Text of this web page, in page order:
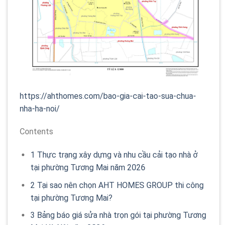
https://ahthomes.com/bao-gia-cai-tao-sua-chua-
nha-ha-noi/
Contents
1 Thực trạng xây dựng và nhu cầu cải tạo nhà ở
tại phường Tương Mai năm 2026
2 Tại sao nên chọn AHT HOMES GROUP thi công
tại phường Tương Mai?
3 Bảng báo giá sửa nhà trọn gói tại phường Tương